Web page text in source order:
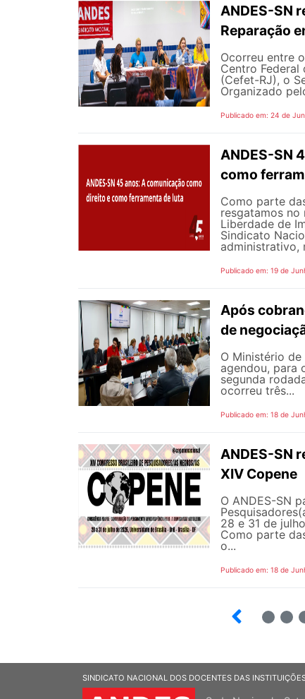
ANDES-SN
Reparação
Ocorreu entre
Centro Federal
(Cefet-RJ), o
Organizado
Publicado em: 24 de
ANDES-SN
como
Como parte
resgatamos no
Liberdade de
Sindicato
administrativo,
Publicado em: 19 de
Após
de
O Ministério
agendou, para
segunda
ocorreu três...
Publicado em: 18 de
ANDES-SN
XIV Copene
O ANDES-SN
28 e 31 de
Como parte
o...
Publicado em: 18 de
SINDICATO NACIONAL DOS DOCENTES DAS